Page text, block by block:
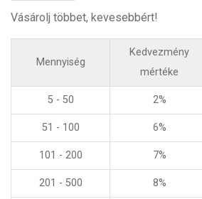
Vásárolj többet, kevesebbért!
Mennyiség
Kedvezmény
mértéke
5 - 50 2%
51 - 100 6%
101 - 200 7%
201 - 500 8%